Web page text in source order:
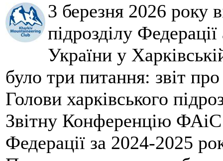
3 березня 2026 року
підрозділу
України у
було три питання: звіт
Голови харківського
Звітну Конференцію
Федерації за 2024-2025